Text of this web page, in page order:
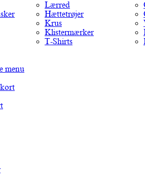
menu
Lærred
Hættetrøjer
Krus
Klistermærker
T-Shirts